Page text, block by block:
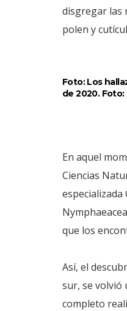
disgregar las
polen y
Foto: Los
de 2020.
En aquel
Ciencias
especializada
que los
Así, el
sur, se volvió
completo